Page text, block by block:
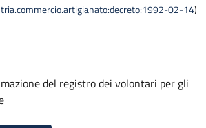
02-14)
del registro dei volontari per gli